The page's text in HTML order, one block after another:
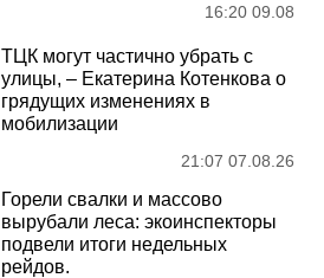
16:20 09.08
ТЦК могут частично убрать с
улицы, – Екатерина Котенкова о
грядущих изменениях в
мобилизации
21:07 07.08.26
Горели свалки и массово
вырубали леса: экоинспекторы
подвели итоги недельных
рейдов.